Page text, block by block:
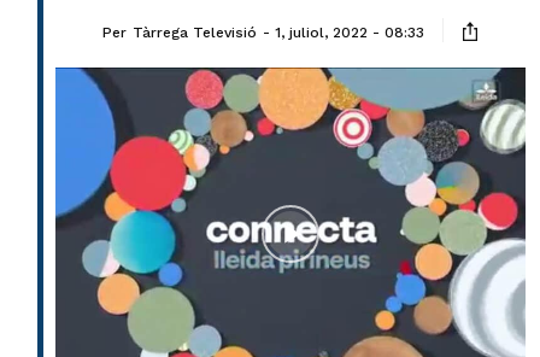
Per Tàrrega Televisió 1, juliol, 2022 - 08:33